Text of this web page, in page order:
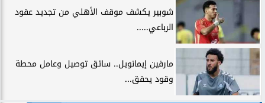
شوبير يكشف موقف الأهلي من تجديد عقود
الرباعي.....
مارفين إيمانويل.. سائق توصيل وعامل محطة
وقود يحقق...